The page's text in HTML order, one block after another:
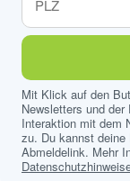
Mit Klick auf den
Newsletters und
Interaktion mit dem
zu. Du kannst
Abmeldelink. Mehr